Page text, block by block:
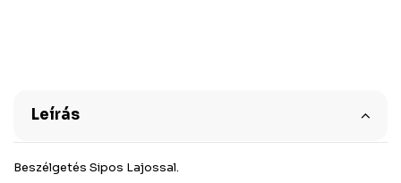
Leírás
Beszélgetés Sipos Lajossal.